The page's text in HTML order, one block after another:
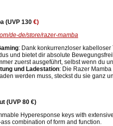
(UVP 130 €)
de-de/store/razer-mamba
: Dank konkurrenzloser
und bietet dir absolute
zuerst ausgeführt, selbst wenn du
und Ladestation: Die Razer
werden muss, steckst du sie ganz
(UVP 80 €)
Hyperesponse keys with
combination of form and function.